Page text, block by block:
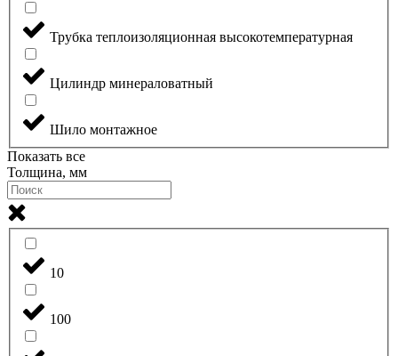
Трубка теплоизоляционная высокотемпературная
Цилиндр минераловатный
Шило монтажное
Показать все
Толщина, мм
10
100